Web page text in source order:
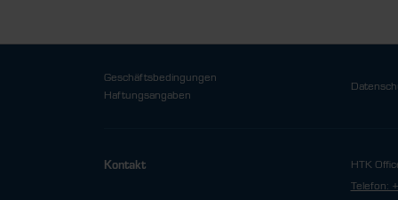
Geschäftsbedingungen
Haftungsangaben
Kontakt
HTK
Telefon: